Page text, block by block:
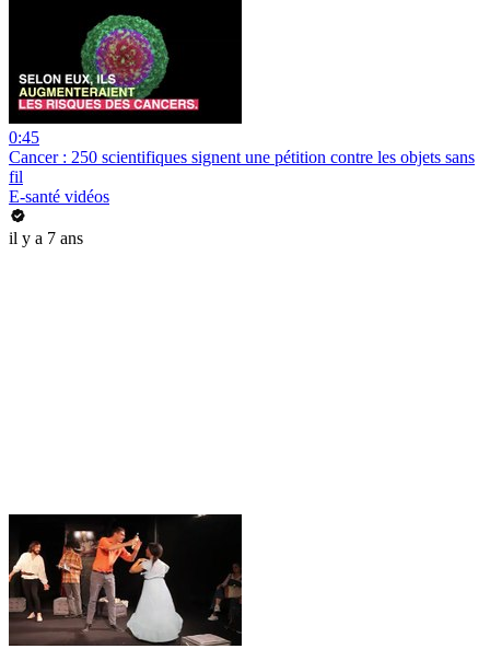
0:45
Cancer : 250 scientifiques signent une pétition contre les objets sans
fil
E-santé vidéos
il y a 7 ans